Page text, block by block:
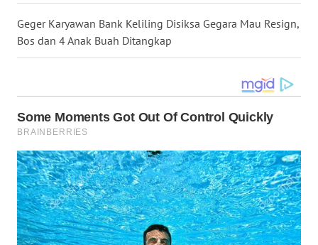
Geger Karyawan Bank Keliling Disiksa Gegara Mau Resign,
Bos dan 4 Anak Buah Ditangkap
SELATAN
LESUNG
WN
KARO
WN
SIMALUNGUN
WN